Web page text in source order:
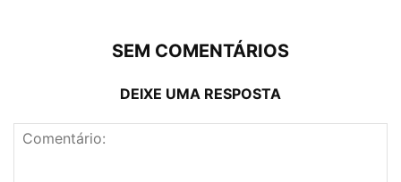
SEM COMENTÁRIOS
DEIXE UMA RESPOSTA